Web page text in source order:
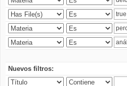
Nuevos filtros: